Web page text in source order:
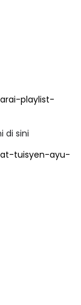
playlist-
di sini
tuisyen-ayu-